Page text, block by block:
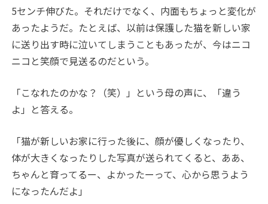
5センチ伸びた。それだけでなく、内面もちょっと変化が
あったようだ。たとえば、以前は保護した猫を新しい家
に送り出す時に泣いてしまうこともあったが、今はニコ
ニコと笑顔で見送るのだという。
「こなれたのかな？（笑）」という母の声に、「違う
よ」と答える。
「猫が新しいお家に行った後に、顔が優しくなったり、
体が大きくなったりした写真が送られてくると、ああ、
ちゃんと育ってるー、よかったーって、心から思うよう
になったんだよ」